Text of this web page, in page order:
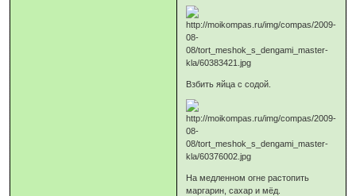
Взбить яйца с содой.
На медленном огне растопить
маргарин, сахар и мёд.